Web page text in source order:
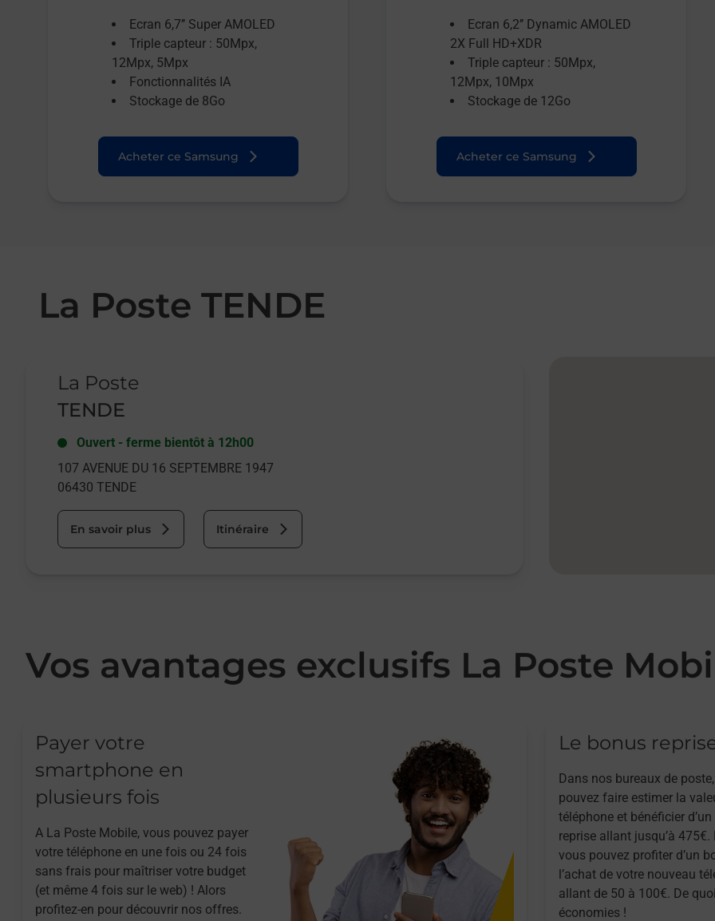
Ecran 6,7’’ Super AMOLED
Triple capteur : 50Mpx,
12Mpx, 5Mpx
Fonctionnalités IA
Stockage de 8Go
Acheter ce Samsung
Ecran 6,2’’ Dynamic AMOLED
2X Full HD+XDR
Triple capteur : 50Mpx,
12Mpx, 10Mpx
Stockage de 12Go
Acheter ce Samsung
La Poste TENDE
La Poste
TENDE
Ouvert - ferme bientôt à 12h00
107 AVENUE DU 16 SEPTEMBRE 1947
06430 TENDE
En savoir plus Itinéraire
Vos avantages exclusifs La Poste
Payer votre
smartphone en
plusieurs fois
A La Poste Mobile, vous pouvez payer
votre téléphone en une fois ou 24 fois
sans frais pour maîtriser votre budget
(et même 4 fois sur le web) ! Alors
profitez-en pour découvrir nos offres.
Le bonus
Dans nos bureaux de
pouvez faire estimer la
téléphone et bénéficier
reprise allant jusqu’à 475€.
vous pouvez profiter d’un
l’achat de votre nouveau
allant de 50 à 100€. De
économies !